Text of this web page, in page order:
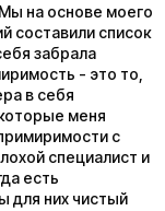
на основе моего
составили список
забрала
- это то,
в себя
меня
с
специалист и
есть
для них чистый